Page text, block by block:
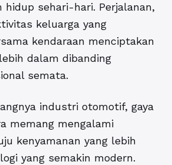
hidup sehari-hari. Perjalanan,
keluarga yang
kendaraan menciptakan
dalam dibanding
semata.
industri otomotif, gaya
memang mengalami
kenyamanan yang lebih
yang semakin modern.